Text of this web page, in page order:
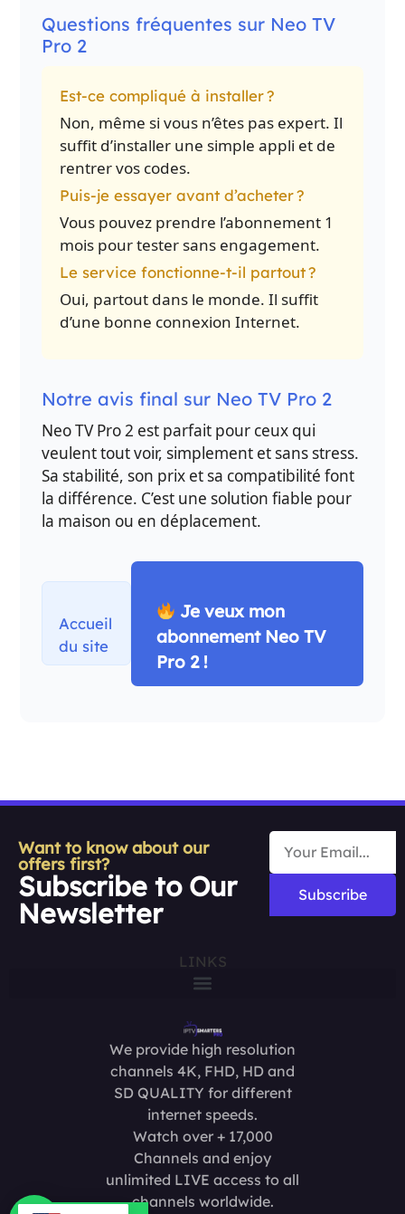
Questions fréquentes sur Neo TV
Pro 2
Est-ce compliqué à installer ?
Non, même si vous n’êtes pas expert. Il
suffit d’installer une simple appli et de
rentrer vos codes.
Puis-je essayer avant d’acheter ?
Vous pouvez prendre l’abonnement 1
mois pour tester sans engagement.
Le service fonctionne-t-il partout ?
Oui, partout dans le monde. Il suffit
d’une bonne connexion Internet.
Notre avis final sur Neo TV Pro 2
Neo TV Pro 2 est parfait pour ceux qui
veulent tout voir, simplement et sans stress.
Sa stabilité, son prix et sa compatibilité font
la différence. C’est une solution fiable pour
la maison ou en déplacement.
Accueil
du site
Je veux mon
abonnement Neo TV
Pro 2 !
Want to know about our
offers first?
Subscribe to Our
Newsletter
Subscribe
LINKS
We provide high resolution
channels 4K, FHD, HD and
SD QUALITY for different
internet speeds.
Watch over + 17,000
Channels and enjoy
unlimited LIVE access to all
channels worldwide.